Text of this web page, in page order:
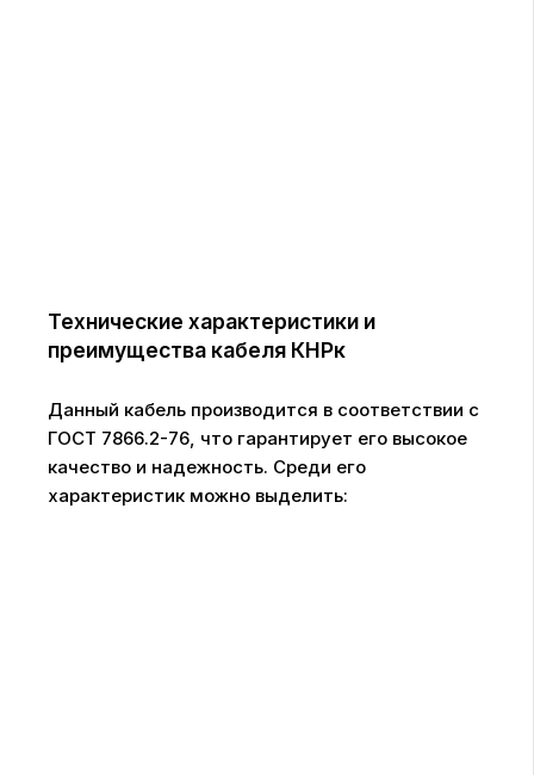
Технические характеристики и
преимущества кабеля КНРк
Данный кабель производится в соответствии с
ГОСТ 7866.2-76, что гарантирует его высокое
качество и надежность. Среди его
характеристик можно выделить: